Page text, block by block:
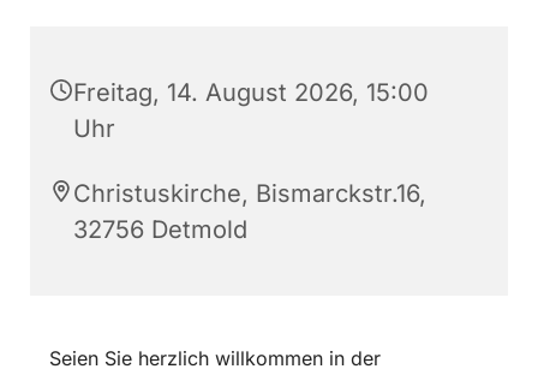
Freitag, 14. August 2026, 15:00
Uhr
Christuskirche, Bismarckstr.16,
32756 Detmold
Seien Sie herzlich willkommen in der